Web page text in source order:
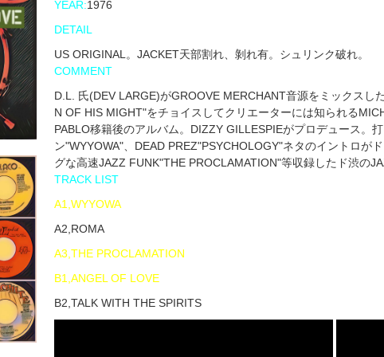
YEAR:1976
DETAIL
US ORIGINAL。JACKET天部割れ、剝れ有。シュリンク破れ。
COMMENT
D.L. 氏(DEV LARGE)がGROOVE MERCHANT音源をミックス
N OF HIS MIGHT"をチョイスしてクリエーターには知られる
PABLO移籍後のアルバム。DIZZY GILLESPIEがプロデュース。
ン"WYYOWA"、DEAD PREZ"PSYCHOLOGY"ネタのイントロが
グな高速JAZZ FUNK"THE PROCLAMATION"等収録したド渋の
TRACK LIST
A1,WYYOWA
A2,ROMA
A3,THE PROCLAMATION
B1,ANGEL OF LOVE
B2,TALK WITH THE SPIRITS